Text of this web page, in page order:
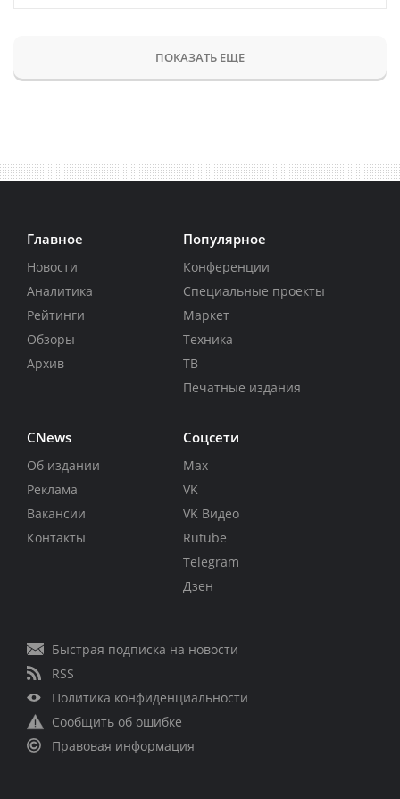
ПОКАЗАТЬ ЕЩЕ
Главное
Новости
Аналитика
Рейтинги
Обзоры
Архив
Популярное
Конференции
Специальные проекты
Маркет
Техника
ТВ
Печатные издания
CNews
Об издании
Реклама
Вакансии
Контакты
Соцсети
Max
VK
VK Видео
Rutube
Telegram
Дзен
Быстрая подписка на новости
RSS
Политика конфиденциальности
Сообщить об ошибке
Правовая информация